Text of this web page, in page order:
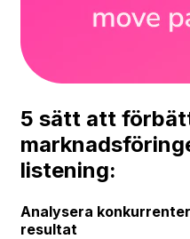
5 sätt att
listening:
Analysera
resultat